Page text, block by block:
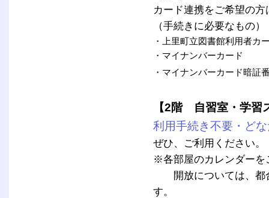
カード連携をご希望の
（手続きに必要なもの）
・上里町立図書館利用者カ
・マイナンバーカード
・マイナンバーカード暗証
【2階 自習室・学習
利用手続き不要・ど
ぜひ、ご利用ください。
※各部屋のカレンダーを
開放については、都
す。